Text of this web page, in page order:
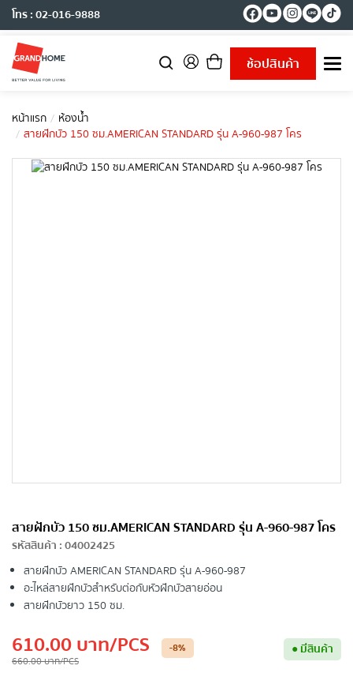
โทร : 02-016-9888
ช้อปสินค้า
T
n
หน้าแรก
ห้องน้ำ
สายฝักบัว 150 ซม.AMERICAN STANDARD รุ่น A-960-987 โคร
สายฝักบัว 150 ซม.AMERICAN STANDARD รุ่น A-960-987 โคร
รหัสสินค้า :04002425
สายฝักบัว AMERICAN STANDARD รุ่น A-960-987
อะไหล่สายฝักบัวสำหรับต่อกับหัวฝักบัวสายอ่อน
สายฝักบัวยาว 150 ซม.
610.00บาท/PCS
660.00บาท/PCS
-8% ●มีสินค้า